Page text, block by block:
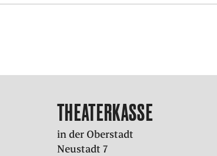
THEATERKASSE
in der Oberstadt
Neustadt 7